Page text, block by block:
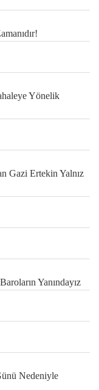
Yönelik
Gazi Ertekin Yalnız
Yanındayız
Nedeniyle